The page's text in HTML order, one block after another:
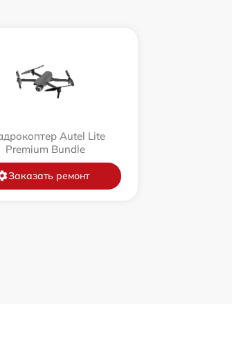
Autel Lite
Premium Bundle
Заказать ремонт